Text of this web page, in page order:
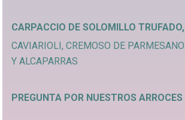
CARPACCIO DE SOLOMILLO TRUFADO,
CAVIARIOLI, CREMOSO DE PARMESANO
Y ALCAPARRAS
PREGUNTA POR NUESTROS ARROCES